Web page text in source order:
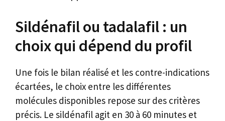
Sildénafil ou tadalafil : un
choix qui dépend du profil
Une fois le bilan réalisé et les contre-indications
écartées, le choix entre les différentes
molécules disponibles repose sur des critères
précis. Le sildénafil agit en 30 à 60 minutes et